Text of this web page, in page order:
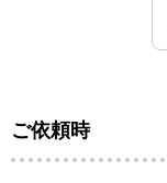
ご依頼時